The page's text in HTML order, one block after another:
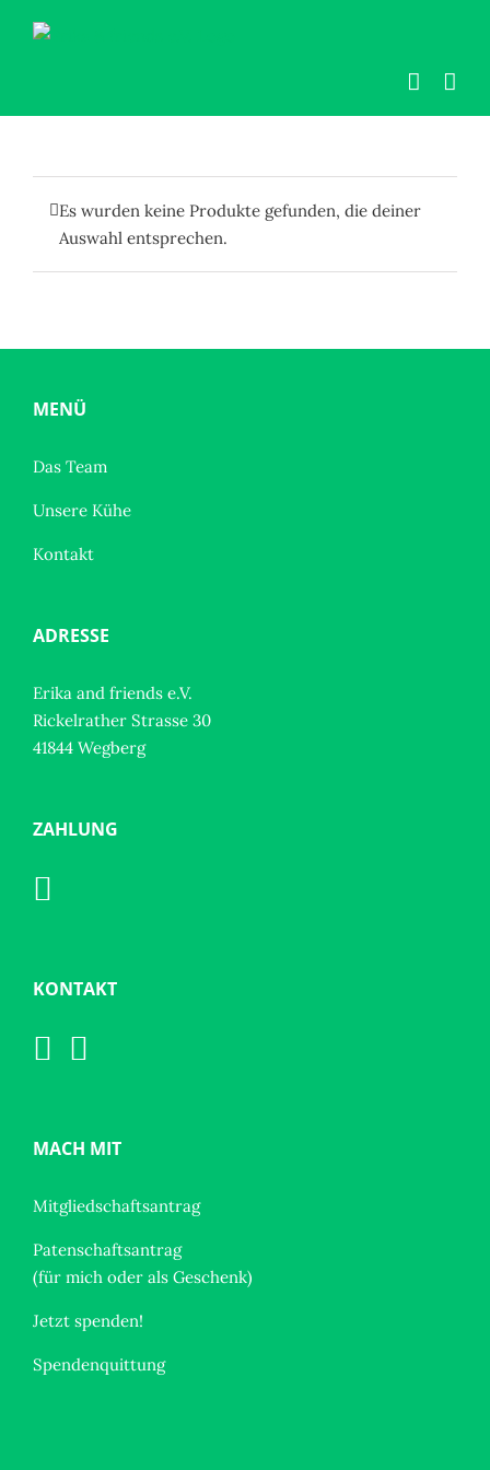
Inhalt
Es wurden keine Produkte gefunden, die deiner
Auswahl entsprechen.
MENÜ
Das Team
Unsere Kühe
Kontakt
ADRESSE
Erika and friends e.V.
Rickelrather Strasse 30
41844 Wegberg
ZAHLUNG
KONTAKT
MACH MIT
Mitgliedschaftsantrag
Patenschaftsantrag
(für mich oder als Geschenk)
Jetzt spenden!
Spendenquittung